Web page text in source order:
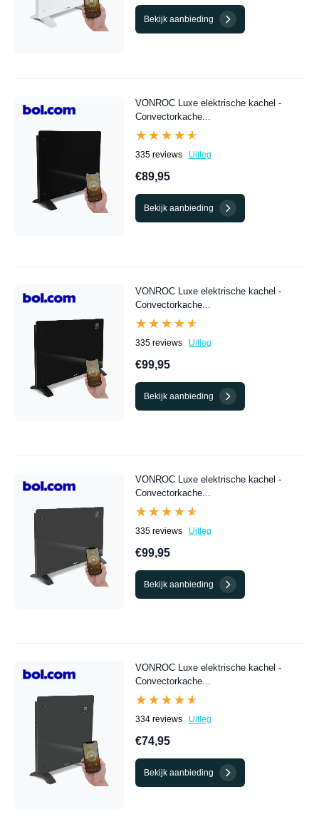
Bekijk aanbieding
VONROC Luxe elektrische kachel -
Convectorkache...
★★★★★
★★★★★
335 reviews Uitleg
€89,95
Bekijk aanbieding
VONROC Luxe elektrische kachel -
Convectorkache...
★★★★★
★★★★★
335 reviews Uitleg
€99,95
Bekijk aanbieding
VONROC Luxe elektrische kachel -
Convectorkache...
★★★★★
★★★★★
335 reviews Uitleg
€99,95
Bekijk aanbieding
VONROC Luxe elektrische kachel -
Convectorkache...
★★★★★
★★★★★
334 reviews Uitleg
€74,95
Bekijk aanbieding